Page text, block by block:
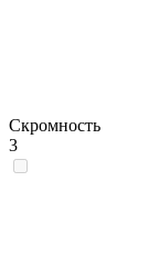
Скромность
3